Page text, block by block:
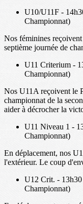
U10/U11F -
Championnat)
Nos féminines
septième journée de
U11 Criterium -
Championnat)
Nos U11A reçoivent le
championnat de la
aider à décrocher la
U11 Niveau 1 -
Championnat)
En déplacement, nos
l'extérieur. Le coup
U12 Crit. -
Championnat)